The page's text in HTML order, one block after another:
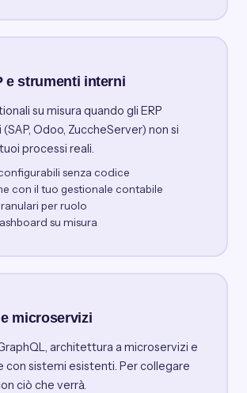
e strumenti interni
su misura quando gli ERP
Odoo, ZuccheServer) non si
processi reali.
senza codice
con il tuo gestionale contabile
per ruolo
su misura
microservizi
architettura a microservizi e
con sistemi esistenti. Per collegare
ciò che verrà.